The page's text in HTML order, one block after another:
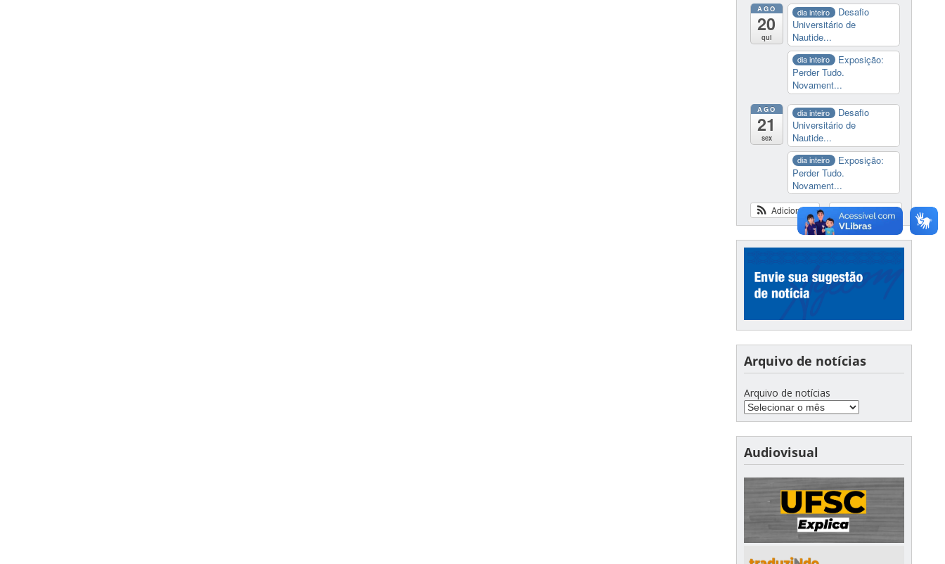
AGO
20
qui
dia inteiro
Desafio
Universitário de
Nautide...
dia inteiro
Exposição:
Perder Tudo.
Novament...
AGO
21
sex
dia inteiro
Desafio
Universitário de
Nautide...
dia inteiro
Exposição:
Perder Tudo.
Novament...
Ver calendário
Adicionar
Arquivo de notícias
Arquivo de notícias
Audiovisual